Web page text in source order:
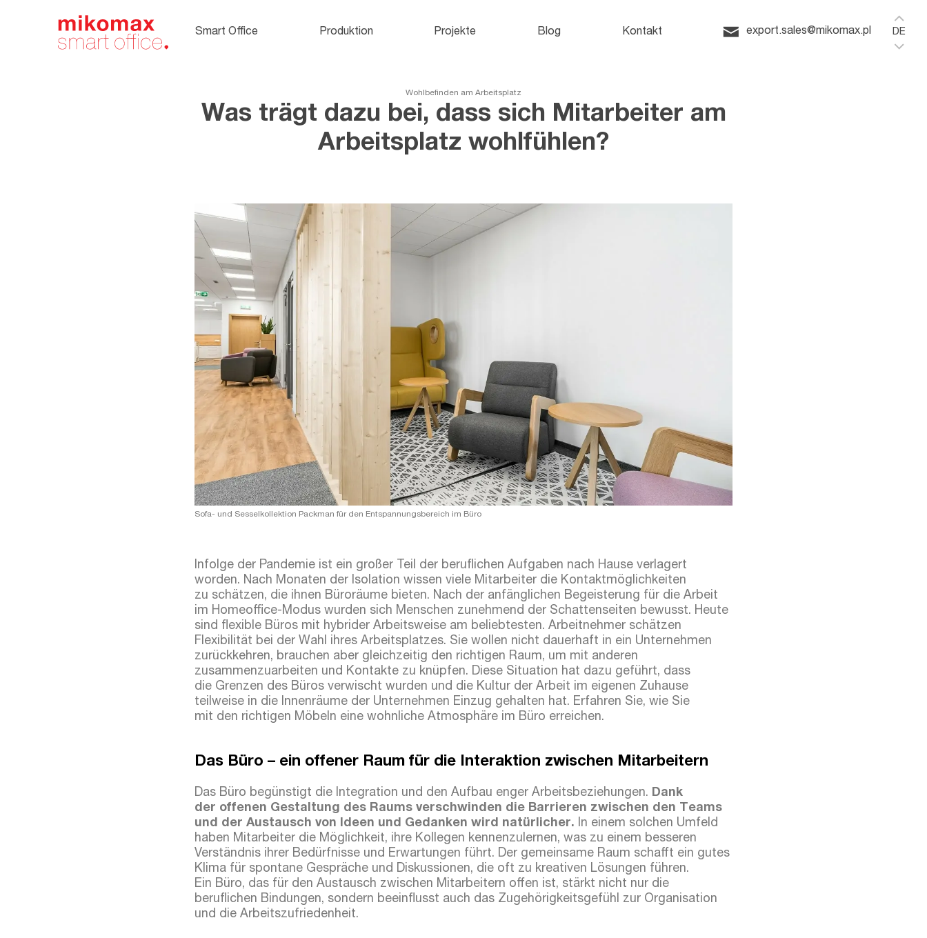
Smart Office Produktion Projekte Blog Kontakt export.sales@mikomax.pl DE
fürs Büro
Büroschränke
Wohlbefinden am Arbeitsplatz
Was trägt dazu bei, dass sich Mitarbeiter am
Arbeitsplatz wohlfühlen?
Sofa- und Sesselkollektion Packman für den Entspannungsbereich im Büro
Infolge der Pandemie ist ein großer Teil der beruflichen Aufgaben nach Hause verlagert
worden. Nach Monaten der Isolation wissen viele Mitarbeiter die Kontaktmöglichkeiten
zu schätzen, die ihnen Büroräume bieten. Nach der anfänglichen Begeisterung für die Arbeit
im Homeoffice-Modus wurden sich Menschen zunehmend der Schattenseiten bewusst. Heute
sind flexible Büros mit hybrider Arbeitsweise am beliebtesten. Arbeitnehmer schätzen
Flexibilität bei der Wahl ihres Arbeitsplatzes. Sie wollen nicht dauerhaft in ein Unternehmen
zurückkehren, brauchen aber gleichzeitig den richtigen Raum, um mit anderen
zusammenzuarbeiten und Kontakte zu knüpfen. Diese Situation hat dazu geführt, dass
die Grenzen des Büros verwischt wurden und die Kultur der Arbeit im eigenen Zuhause
teilweise in die Innenräume der Unternehmen Einzug gehalten hat. Erfahren Sie, wie Sie
mit den richtigen Möbeln eine wohnliche Atmosphäre im Büro erreichen.
Das Büro – ein offener Raum für die Interaktion zwischen Mitarbeitern
Das Büro begünstigt die Integration und den Aufbau enger Arbeitsbeziehungen. Dank
der offenen Gestaltung des Raums verschwinden die Barrieren zwischen den Teams
und der Austausch von Ideen und Gedanken wird natürlicher. In einem solchen Umfeld
haben Mitarbeiter die Möglichkeit, ihre Kollegen kennenzulernen, was zu einem besseren
Verständnis ihrer Bedürfnisse und Erwartungen führt. Der gemeinsame Raum schafft ein gutes
Klima für spontane Gespräche und Diskussionen, die oft zu kreativen Lösungen führen.
Ein Büro, das für den Austausch zwischen Mitarbeitern offen ist, stärkt nicht nur die
beruflichen Bindungen, sondern beeinflusst auch das Zugehörigkeitsgefühl zur Organisation
und die Arbeitszufriedenheit.